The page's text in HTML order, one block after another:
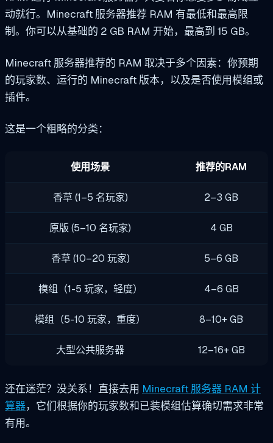
动就行。Minecraft 服务器推荐 RAM 有最低和最高限
制。你可以从基础的 2 GB RAM 开始，最高到 15 GB。
Minecraft 服务器推荐的 RAM 取决于多个因素：你预期
的玩家数、运行的 Minecraft 版本，以及是否使用模组或
插件。
这是一个粗略的分类：
使用场景 推荐的RAM
香草 (1–5 名玩家) 2–3 GB
原版 (5–10 名玩家) 4 GB
香草 (10–20 玩家) 5–6 GB
模组（1-5 玩家，轻度） 4–6 GB
模组（5-10 玩家，重度） 8–10+ GB
大型公共服务器 12–16+ GB
还在迷茫？没关系！直接去用 Minecraft 服务器 RAM 计
算器，它们根据你的玩家数和已装模组估算确切需求非常
有用。